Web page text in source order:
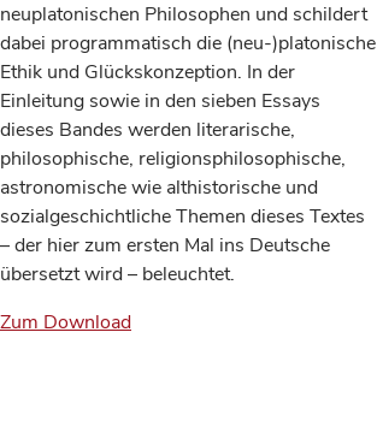
neuplatonischen Philosophen und schildert
dabei programmatisch die (neu-)platonische
Ethik und Glückskonzeption. In der
Einleitung sowie in den sieben Essays
dieses Bandes werden literarische,
philosophische, religionsphilosophische,
astronomische wie althistorische und
sozialgeschichtliche Themen dieses Textes
– der hier zum ersten Mal ins Deutsche
übersetzt wird – beleuchtet.
Zum Download